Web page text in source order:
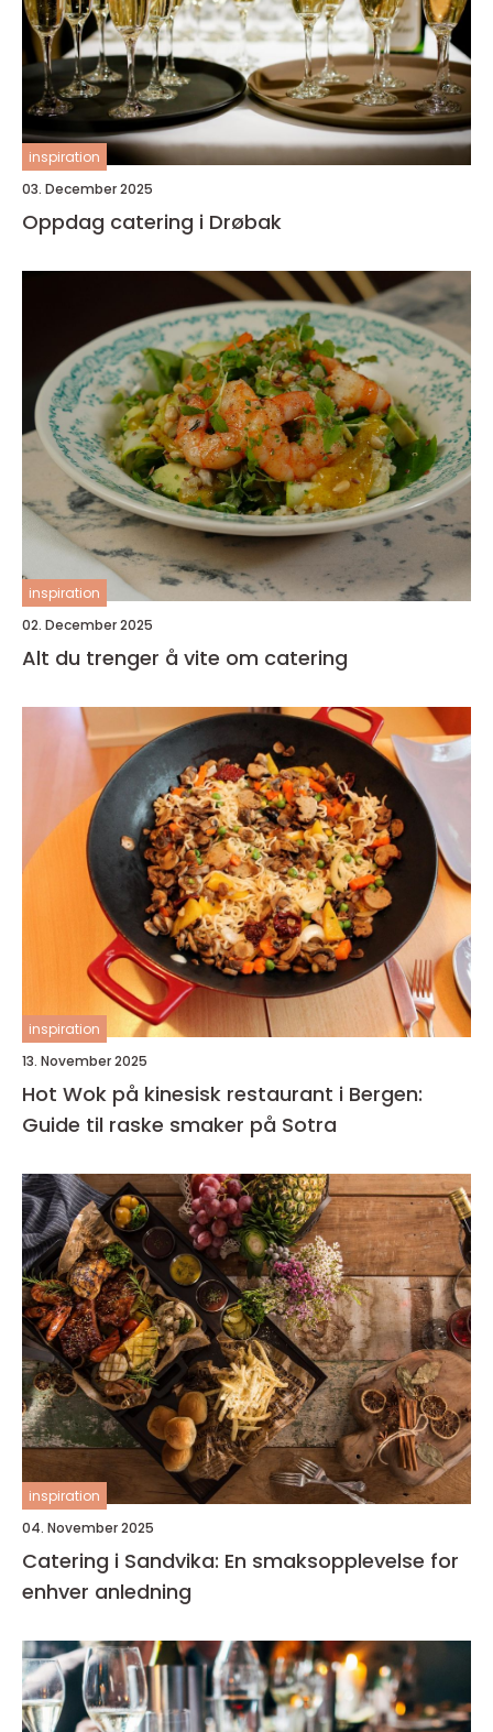
inspiration
03. December 2025
Oppdag catering i Drøbak
inspiration
02. December 2025
Alt du trenger å vite om catering
inspiration
13. November 2025
Hot Wok på kinesisk restaurant i Bergen:
Guide til raske smaker på Sotra
inspiration
04. November 2025
Catering i Sandvika: En smaksopplevelse for
enhver anledning